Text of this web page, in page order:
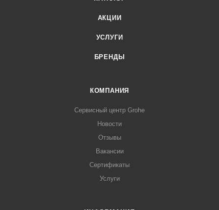
АКЦИИ
УСЛУГИ
БРЕНДЫ
КОМПАНИЯ
Сервисный центр Grohe
Новости
Отзывы
Вакансии
Сертификаты
Услуги